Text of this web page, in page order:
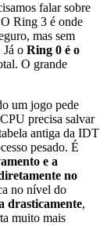
falar sobre
Ring 3 é onde
mas sem
Já o Ring 0 é o
O grande
um jogo pede
precisa salvar
antiga da IDT
pesado. É
e a
no
no nível do
drasticamente,
muito mais